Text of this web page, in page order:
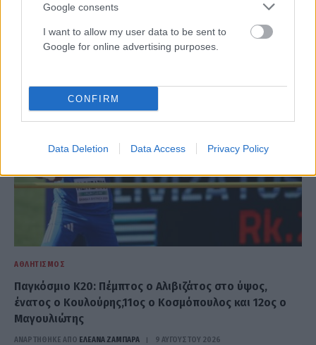
Google consents
I want to allow my user data to be sent to
Google for online advertising purposes.
CONFIRM
Data Deletion Data Access Privacy Policy
Παγκόσμιο Κ20: Η Ελένη Ιακωβάκη στον τελικό των
400μ. με εμπόδια με πανελλήνιο ρεκόρ
ΑΝΑΡΤΗΘΗΚΕ ΑΠΟ ΕΛΕΑΝΑ ΖΑΜΠΑΡΑ 9 ΑΥΓΟΎΣΤΟΥ 2026
ΑΘΛΗΤΙΣΜΌΣ
Παγκόσμιο Κ20: Πέμπτος ο Αλιβιζάτος στο ύψος,
ένατος ο Κουλούρης,11ος ο Κοσμόπουλος και 12ος ο
Μαγουλιώτης
ΑΝΑΡΤΗΘΗΚΕ ΑΠΟ ΕΛΕΑΝΑ ΖΑΜΠΑΡΑ 9 ΑΥΓΟΎΣΤΟΥ 2026